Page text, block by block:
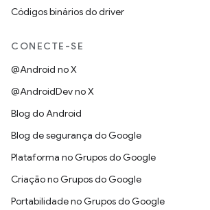
Códigos binários do driver
CONECTE-SE
@Android no X
@AndroidDev no X
Blog do Android
Blog de segurança do Google
Plataforma no Grupos do Google
Criação no Grupos do Google
Portabilidade no Grupos do Google